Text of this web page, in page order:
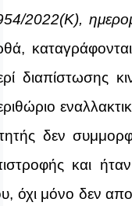
2022(Κ),
διαπίστωσης
δεν
και
όχι μόνο δεν